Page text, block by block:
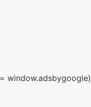
(adsbygoogle = window.adsbygoogle || []).push({});